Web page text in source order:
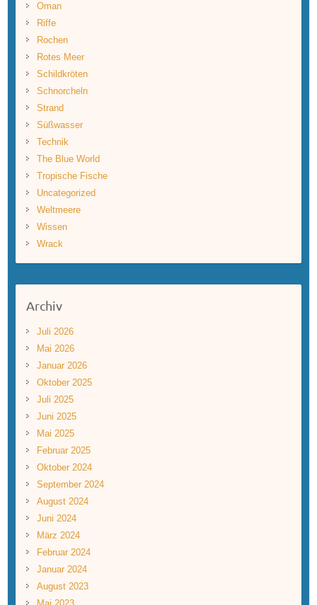
Oman
Riffe
Rochen
Rotes Meer
Schildkröten
Schnorcheln
Strand
Süßwasser
Technik
The Blue World
Tropische Fische
Uncategorized
Weltmeere
Wissen
Wrack
Archiv
Juli 2026
Mai 2026
Januar 2026
Oktober 2025
Juli 2025
Juni 2025
Mai 2025
Februar 2025
Oktober 2024
September 2024
August 2024
Juni 2024
März 2024
Februar 2024
Januar 2024
August 2023